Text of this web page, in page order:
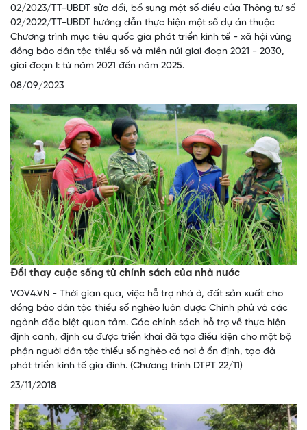
02/2023/TT-UBDT sửa đổi, bổ sung một số điều của Thông tư số
02/2022/TT-UBDT hướng dẫn thực hiện một số dự án thuộc
Chương trình mục tiêu quốc gia phát triển kinh tế - xã hội vùng
đồng bào dân tộc thiểu số và miền núi giai đoạn 2021 - 2030,
giai đoạn I: từ năm 2021 đến năm 2025.
08/09/2023
Đổi thay cuộc sống từ chính sách của nhà nước
VOV4.VN - Thời gian qua, việc hỗ trợ nhà ở, đất sản xuất cho
đồng bào dân tộc thiểu số nghèo luôn được Chính phủ và các
ngành đặc biệt quan tâm. Các chính sách hỗ trợ về thực hiện
định canh, định cư được triển khai đã tạo điều kiện cho một bộ
phận người dân tộc thiểu số nghèo có nơi ở ổn định, tạo đà
phát triển kinh tế gia đình. (Chương trình DTPT 22/11)
23/11/2018